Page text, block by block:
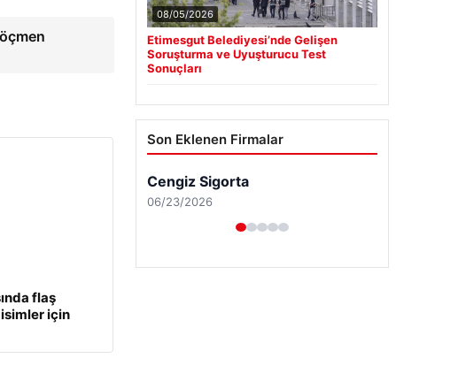
flaş
isimler için
08/05/2026
Etimesgut Belediyesi’nde Gelişen
Soruşturma ve Uyuşturucu Test
Sonuçları
Son Eklenen Firmalar
Cengiz Sigorta
06/23/2026